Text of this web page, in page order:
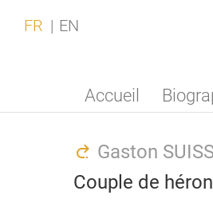
Accueil
FR EN
Gaston
Couple de